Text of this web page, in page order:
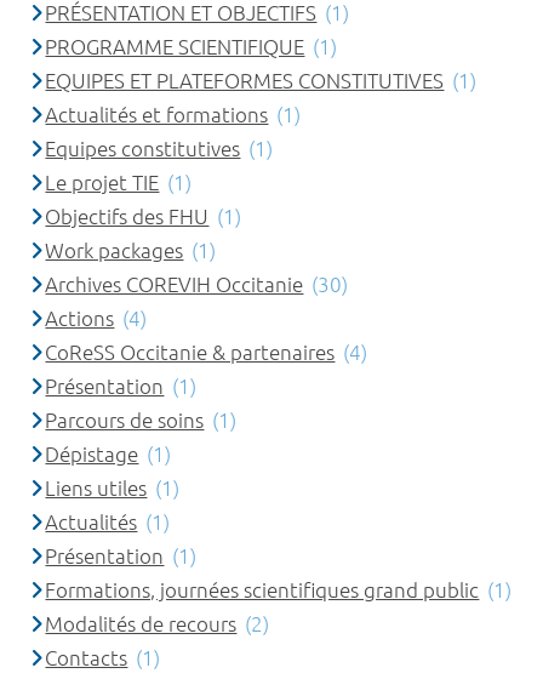
PRÉSENTATION ET OBJECTIFS (1)
PROGRAMME SCIENTIFIQUE (1)
EQUIPES ET PLATEFORMES CONSTITUTIVES (1)
Actualités et formations (1)
Equipes constitutives (1)
Le projet TIE (1)
Objectifs des FHU (1)
Work packages (1)
Archives COREVIH Occitanie (30)
Actions (4)
CoReSS Occitanie & partenaires (4)
Présentation (1)
Parcours de soins (1)
Dépistage (1)
Liens utiles (1)
Actualités (1)
Présentation (1)
Formations, journées scientifiques grand public (1)
Modalités de recours (2)
Contacts (1)